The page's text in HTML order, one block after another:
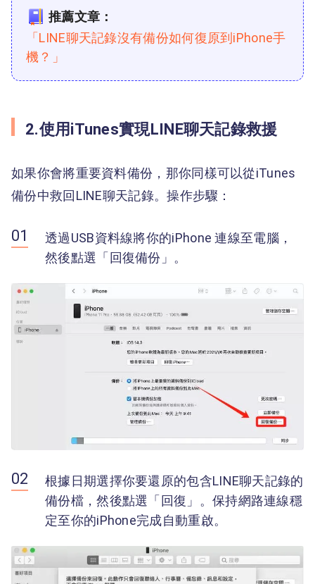
推薦文章：
「LINE聊天記錄沒有備份如何復原到iPhone手
機？」
2.使用iTunes實現LINE聊天記錄救援
如果你會將重要資料備份，那你同樣可以從iTunes
備份中救回LINE聊天記錄。操作步驟：
透過USB資料線將你的iPhone 連線至電腦，
然後點選「回復備份」。
根據日期選擇你要還原的包含LINE聊天記錄的
備份檔，然後點選「回復」。保持網路連線穩
定至你的iPhone完成自動重啟。